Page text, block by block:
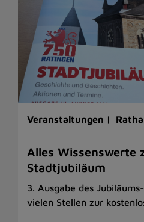
Veranstaltungen |
Alles Wissenswerte
Stadtjubiläum
3. Ausgabe des
vielen Stellen zur